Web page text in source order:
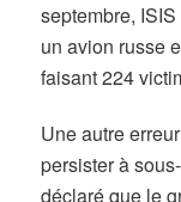
septembre,
un avion russe
faisant 224
Une autre
persister à
déclaré que le